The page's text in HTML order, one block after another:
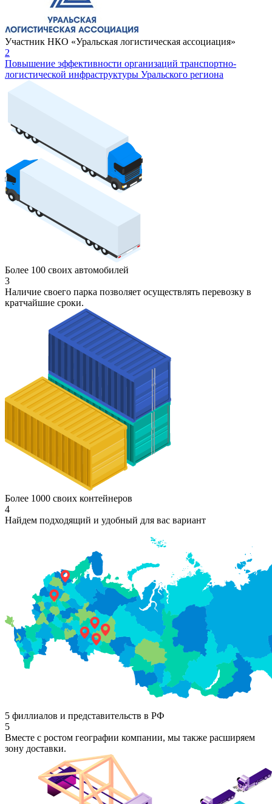
Участник НКО «Уральская логистическая ассоциация»
2
Повышение эффективности организаций транспортно-
логистической инфраструктуры Уральского региона
Более 100 своих автомобилей
3
Наличие своего парка позволяет осуществлять перевозку в
кратчайшие сроки.
Более 1000 своих контейнеров
4
Найдем подходящий и удобный для вас вариант
5 филлиалов и представительств в РФ
5
Вместе с ростом географии компании, мы также расширяем
зону доставки.